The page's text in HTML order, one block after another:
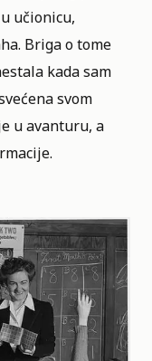
učionicu,
Briga o tome
kada sam
svom
u avanturu, a